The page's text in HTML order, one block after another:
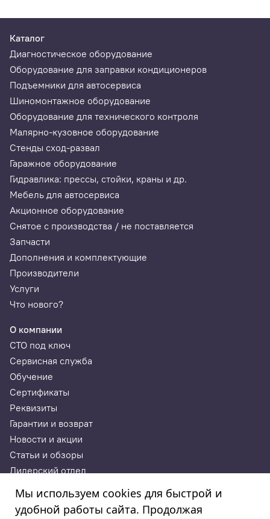
Каталог
Диагностическое оборудование
Оборудование для заправки кондиционеров
Подъемники для автосервиса
Шиномонтажное оборудование
Оборудование для технического контроля
Малярно-кузовное оборудование
Стенды сход-развал
Гаражное оборудование
Гидравлика: прессы, стойки, краны и др.
Мебель для автосервиса
Акционное оборудование
Снятое с производства / не поставляется
Запчасти
Дополнения и комплектующие
Производители
Услуги
Что нового?
О компании
СТО под ключ
Сервисная служба
Обучение
Сертификаты
Реквизиты
Гарантии и возврат
Новости и акции
Статьи и обзоры
Дилерский отдел
ИП Годунова Лариса Леонидовна
Мы используем cookies для быстрой и
удобной работы сайта. Продолжая